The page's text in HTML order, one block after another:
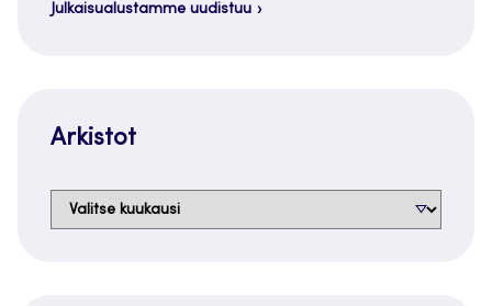
Julkaisualustamme uudistuu
Arkistot
Arkistot